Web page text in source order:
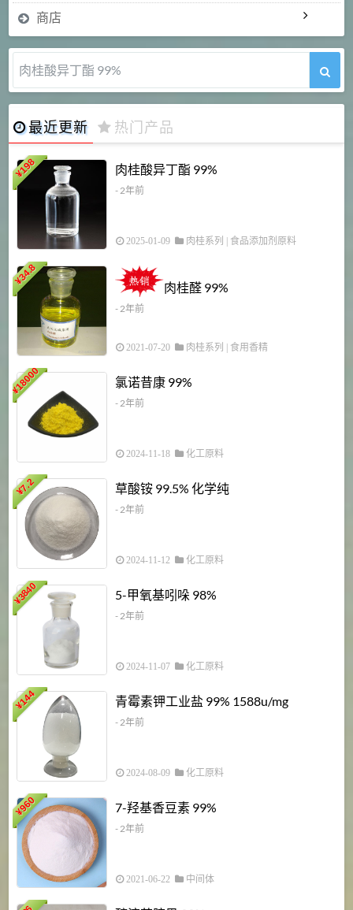
商店
肉桂醛 99%
最近更新 热门产品
¥
198 肉桂酸异丁酯 99%
- 2年前
2025-01-09 肉桂系列 食品添加剂原料
¥
34.8
肉桂醛 99%
- 2年前
2021-07-20 肉桂系列 食用香精
¥
18000 氯诺昔康 99%
- 2年前
2024-11-18 化工原料
¥
7.2 草酸铵 99.5% 化学纯
- 2年前
2024-11-12 化工原料
¥
3840 5-甲氧基吲哚 98%
- 2年前
2024-11-07 化工原料
¥
144 青霉素钾工业盐 99% 1588u/mg
- 2年前
2024-08-09 化工原料
¥
960 7-羟基香豆素 99%
- 2年前
2021-06-22 中间体